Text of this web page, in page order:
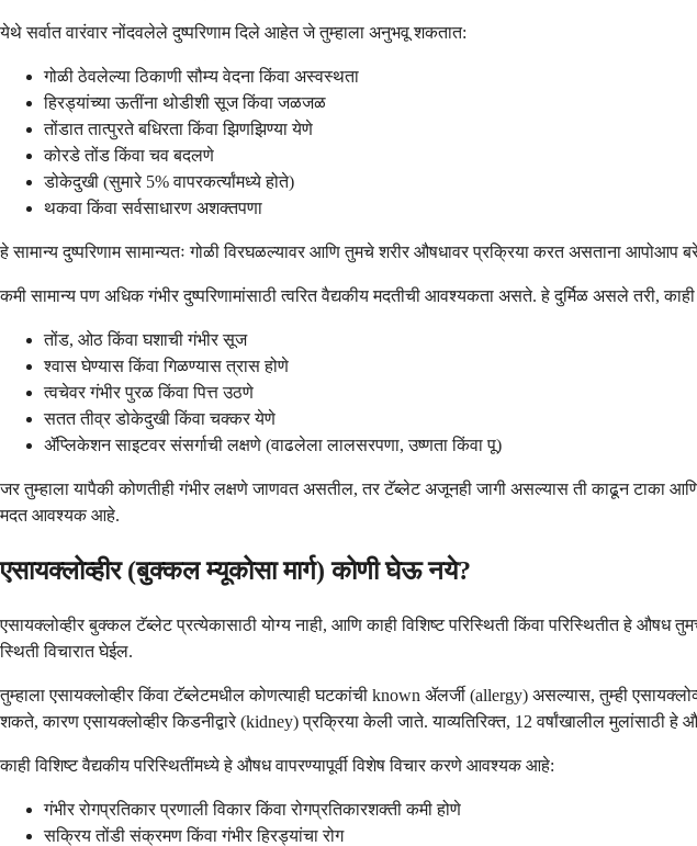
येथे सर्वात वारंवार नोंदवलेले दुष्परिणाम दिले आहेत जे तुम्हाला अनुभवू शकतात:
गोळी ठेवलेल्या ठिकाणी सौम्य वेदना किंवा अस्वस्थता
हिरड्यांच्या ऊतींना थोडीशी सूज किंवा जळजळ
तोंडात तात्पुरते बधिरता किंवा झिणझिण्या येणे
कोरडे तोंड किंवा चव बदलणे
डोकेदुखी (सुमारे 5% वापरकर्त्यांमध्ये होते)
थकवा किंवा सर्वसाधारण अशक्तपणा
हे सामान्य दुष्परिणाम सामान्यतः गोळी विरघळल्यावर आणि तुमचे शरीर औषधावर प्रक्रिया करत असताना आपोआप
कमी सामान्य पण अधिक गंभीर दुष्परिणामांसाठी त्वरित वैद्यकीय मदतीची आवश्यकता असते. हे दुर्मिळ असले तरी,
तोंड, ओठ किंवा घशाची गंभीर सूज
श्वास घेण्यास किंवा गिळण्यास त्रास होणे
त्वचेवर गंभीर पुरळ किंवा पित्त उठणे
सतत तीव्र डोकेदुखी किंवा चक्कर येणे
ॲप्लिकेशन साइटवर संसर्गाची लक्षणे (वाढलेला लालसरपणा, उष्णता किंवा पू)
जर तुम्हाला यापैकी कोणतीही गंभीर लक्षणे जाणवत असतील, तर टॅब्लेट अजूनही जागी असल्यास ती काढून टाका आणि
मदत आवश्यक आहे.
एसायक्लोव्हीर (बुक्कल म्यूकोसा मार्ग) कोणी घेऊ नये?
एसायक्लोव्हीर बुक्कल टॅब्लेट प्रत्येकासाठी योग्य नाही, आणि काही विशिष्ट परिस्थिती किंवा परिस्थितीत हे औषध
स्थिती विचारात घेईल.
तुम्हाला एसायक्लोव्हीर किंवा टॅब्लेटमधील कोणत्याही घटकांची known ॲलर्जी (allergy) असल्यास, तुम्ही
शकते, कारण एसायक्लोव्हीर किडनीद्वारे (kidney) प्रक्रिया केली जाते. याव्यतिरिक्त, 12 वर्षांखालील मुलांसाठी हे
काही विशिष्ट वैद्यकीय परिस्थितींमध्ये हे औषध वापरण्यापूर्वी विशेष विचार करणे आवश्यक आहे:
गंभीर रोगप्रतिकार प्रणाली विकार किंवा रोगप्रतिकारशक्ती कमी होणे
सक्रिय तोंडी संक्रमण किंवा गंभीर हिरड्यांचा रोग